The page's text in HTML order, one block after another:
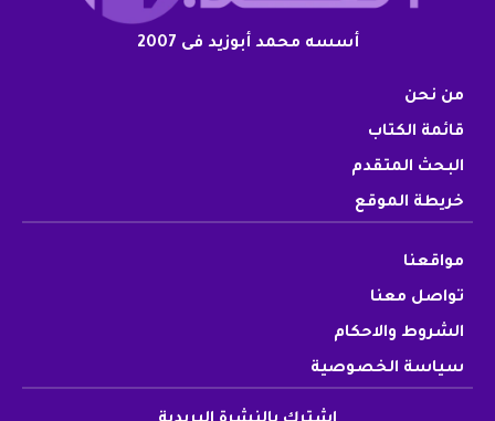
أسسه محمد أبوزيد فى 2007
من نحن
قائمة الكتاب
البحث المتقدم
خريطة الموقع
مواقعنا
تواصل معنا
الشروط والاحكام
سياسة الخصوصية